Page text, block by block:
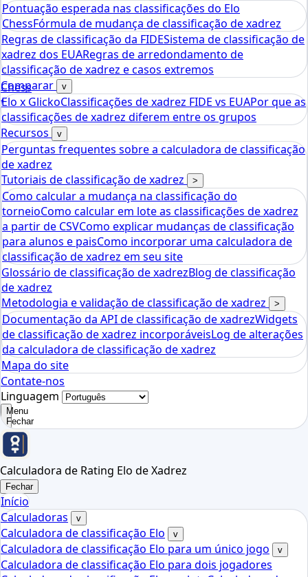
Chess
tools
Calculadora de Rating Elo de Xadrez
Pontuação esperada nas classificações do Elo
ChessFórmula de mudança de classificação de xadrez
Regras de classificação da FIDESistema de classificação de
xadrez dos EUARegras de arredondamento de
classificação de xadrez e casos extremos
Comparar
v
Elo x GlickoClassificações de xadrez FIDE vs EUAPor que as
classificações de xadrez diferem entre os grupos
Recursos
v
Perguntas frequentes sobre a calculadora de classificação
de xadrez
Tutoriais de classificação de xadrez
>
Como calcular a mudança na classificação do
torneioComo calcular em lote as classificações de xadrez
a partir de CSVComo explicar mudanças de classificação
para alunos e paisComo incorporar uma calculadora de
classificação de xadrez em seu site
Glossário de classificação de xadrezBlog de classificação
de xadrez
Metodologia e validação de classificação de xadrez
>
Documentação da API de classificação de xadrezWidgets
de classificação de xadrez incorporáveisLog de alterações
da calculadora de classificação de xadrez
Mapa do site
Contate-nos
Linguagem
Menu
Fechar
Calculadora de Rating Elo de Xadrez
Fechar
Início
Calculadoras
v
Calculadora de classificação Elo v
Calculadora de classificação Elo para um único jogo v
Calculadora de classificação Elo para dois jogadores